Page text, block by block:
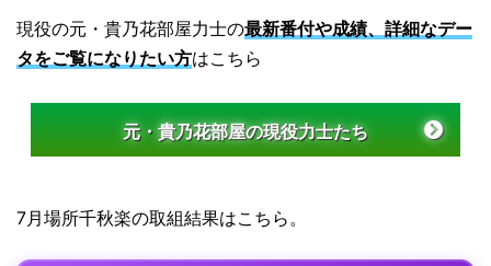
現役の元・貴乃花部屋力士の最新番付や成績、詳細なデー
タをご覧になりたい方はこちら
元・貴乃花部屋の現役力士たち
7月場所千秋楽の取組結果はこちら。